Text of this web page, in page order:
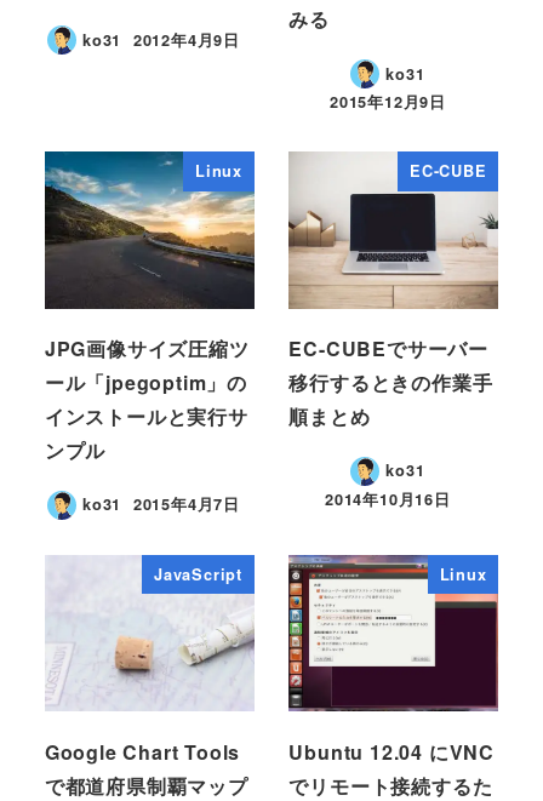
ko31 2012年4月9日
みる
ko31
2015年12月9日
Linux
JPG画像サイズ圧縮ツ
ール「jpegoptim」の
インストールと実行サ
ンプル
ko31 2015年4月7日
EC-CUBE
EC-CUBEでサーバー
移行するときの作業手
順まとめ
ko31
2014年10月16日
JavaScript
Google Chart Tools
で都道府県制覇マップ
Linux
Ubuntu 12.04 にVNC
でリモート接続するた